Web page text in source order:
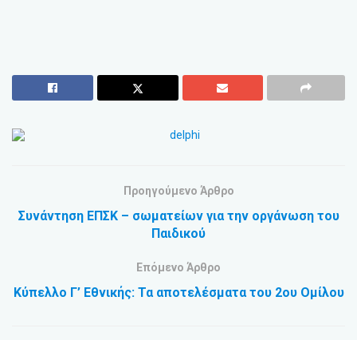
Προηγούμενο Άρθρο
Συνάντηση ΕΠΣΚ – σωματείων για την οργάνωση του
Παιδικού
Επόμενο Άρθρο
Κύπελλο Γ’ Εθνικής: Τα αποτελέσματα του 2ου Ομίλου